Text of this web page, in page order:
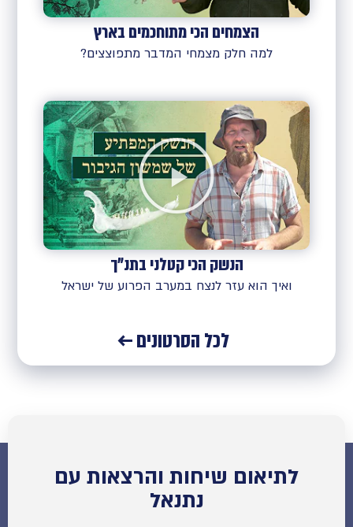
הצמחים הכי מתוחכמים בארץ
למה חלק מצמחי המדבר מתפוצצים?
הנשק הכי קטלני בתנ"ך
ואיך הוא עזר לנצח במערב הפרוע של ישראל
לכל הסרטונים ←
לתיאום שיחות והרצאות עם
נתנאל